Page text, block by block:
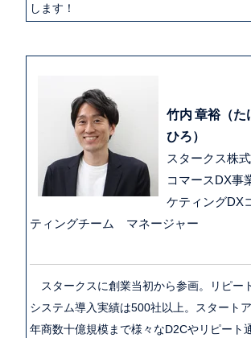
します！
竹内 章裕（た
ひろ）
スタークス株
コマースDX
ケティングDX
ティングチーム マネージャー
スタークスに創業当初から参画。リピー
システム導入実績は500社以上。スタートア
年商数十億規模まで様々なD2Cやリピート